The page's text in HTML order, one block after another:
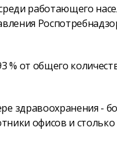
работающего
% от общего
здравоохранения -
офисов и